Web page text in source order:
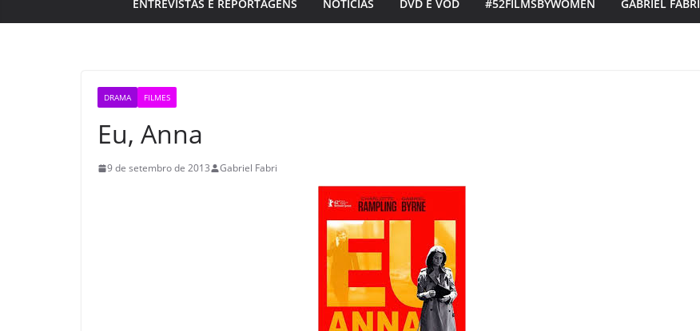
ENTREVISTAS E REPORTAGENS NOTÍCIAS DVD E VOD #52FILMSBYWOMEN GABRIEL FABRI
DRAMA FILMES
Eu, Anna
9 de setembro de 2013 Gabriel Fabri